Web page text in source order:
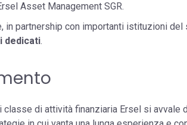
Asset Management SGR.
in partnership con importanti istituzioni del
dedicati.
di attività finanziaria Ersel si avvale